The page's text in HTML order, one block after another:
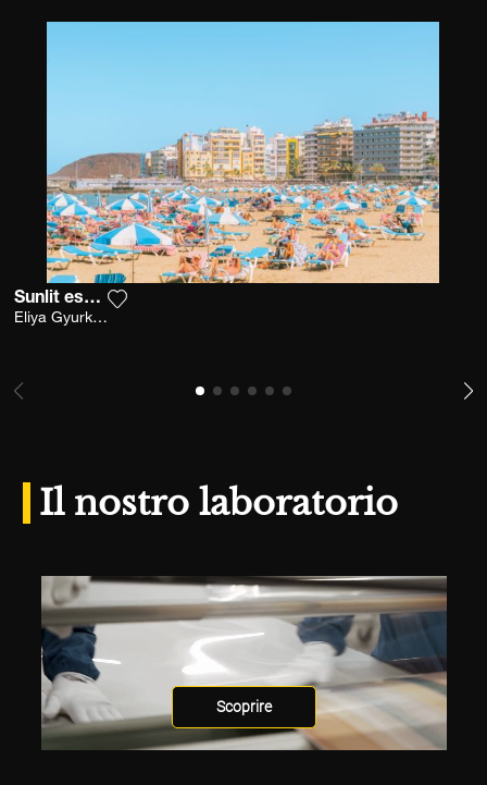
Sunlit escape
Eliya Gyurkovska
Il nostro laboratorio
Scoprire